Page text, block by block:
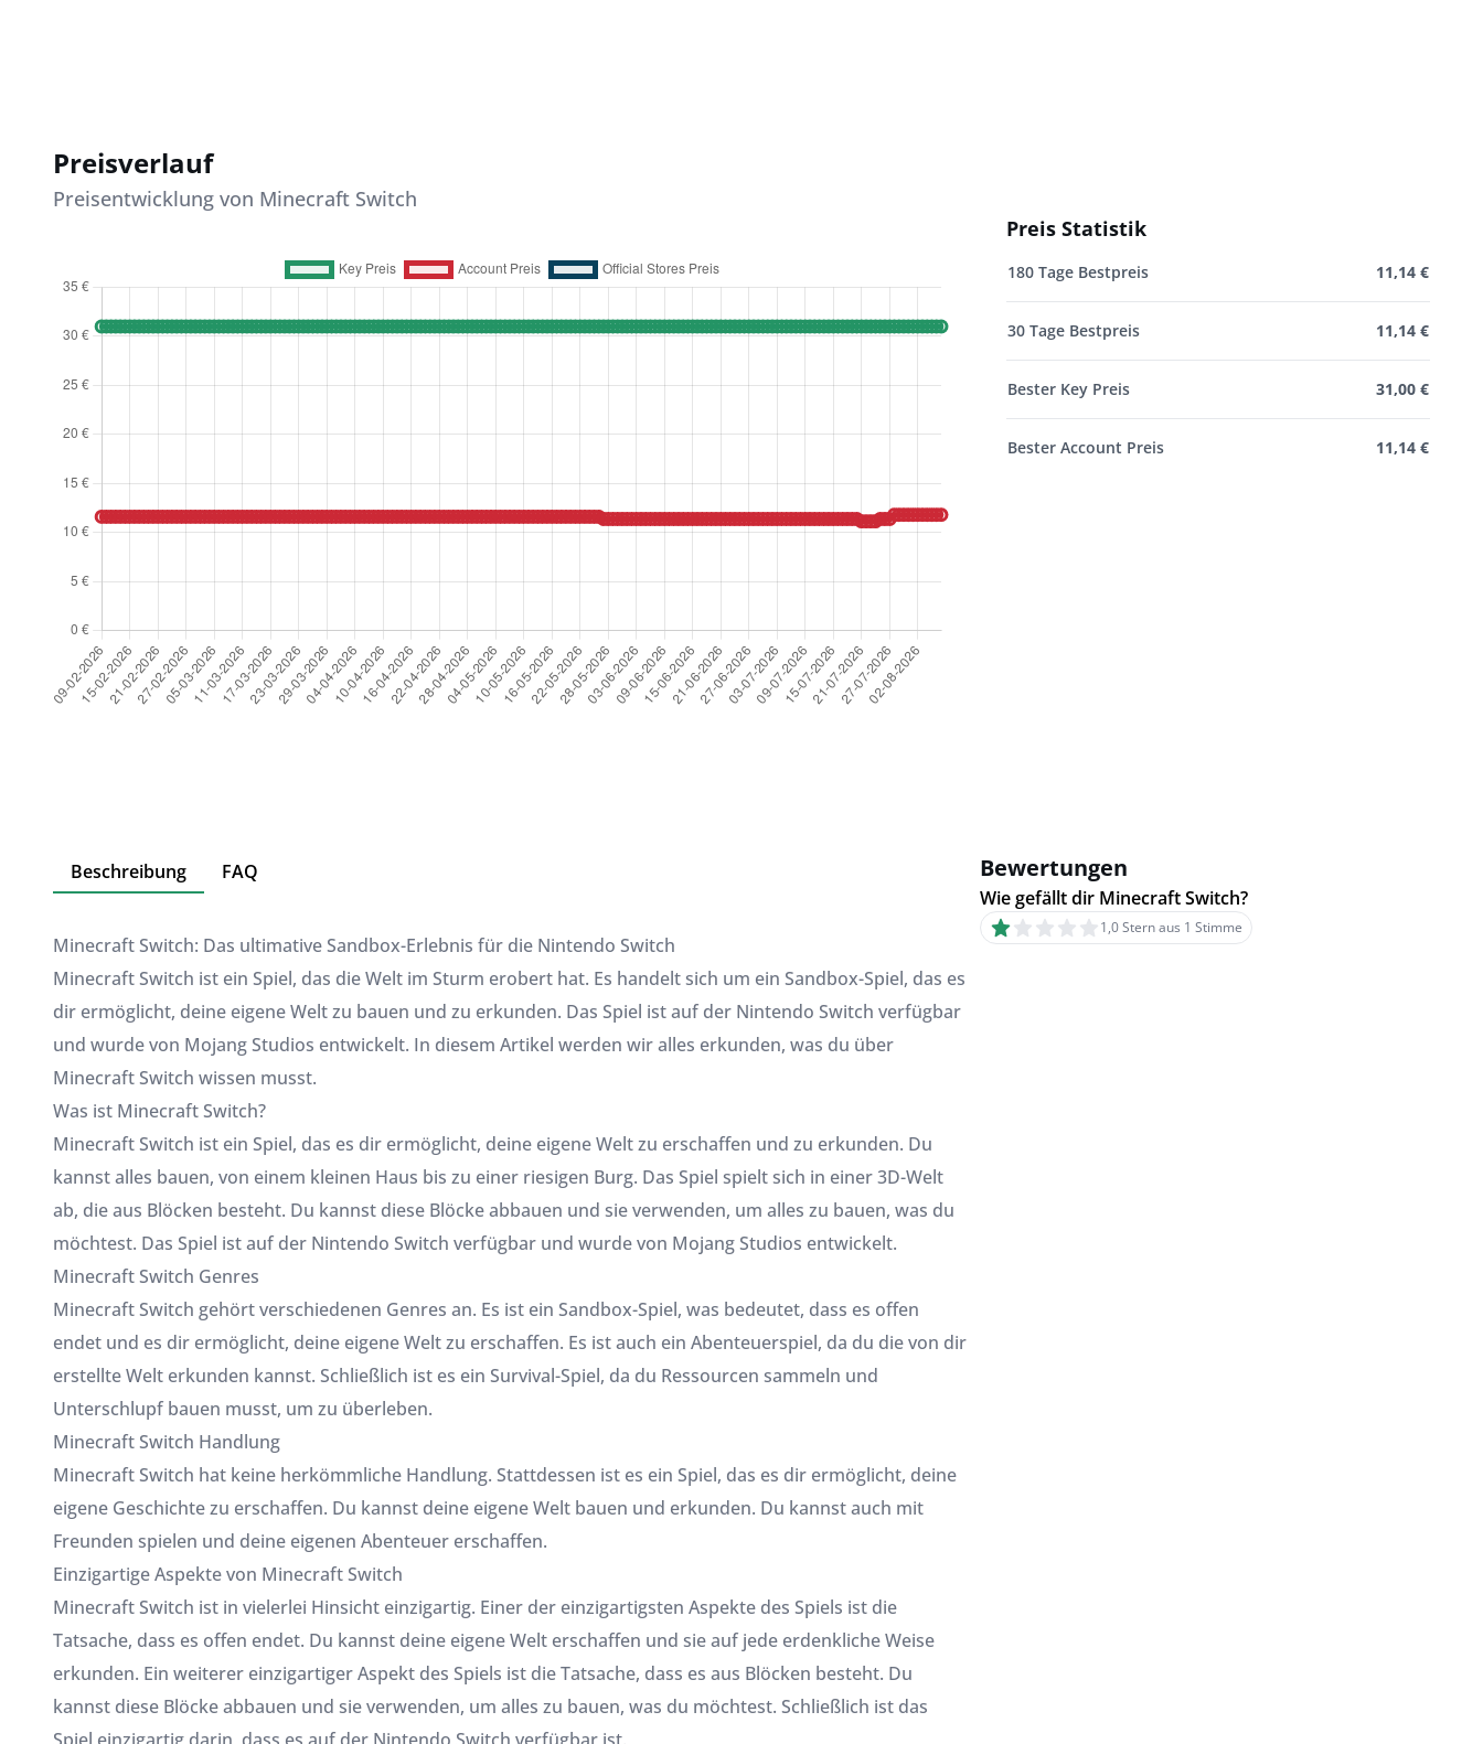
Preisverlauf
Preisentwicklung von Minecraft Switch
Preis Statistik
180 Tage Bestpreis 11,14 €
30 Tage Bestpreis 11,14 €
Bester Key Preis 31,00 €
Bester Account Preis 11,14 €
Beschreibung FAQ
Minecraft Switch: Das ultimative Sandbox-Erlebnis für die Nintendo Switch
Minecraft Switch ist ein Spiel, das die Welt im Sturm erobert hat. Es handelt sich um ein Sandbox-Spiel, das es
dir ermöglicht, deine eigene Welt zu bauen und zu erkunden. Das Spiel ist auf der Nintendo Switch verfügbar
und wurde von Mojang Studios entwickelt. In diesem Artikel werden wir alles erkunden, was du über
Minecraft Switch wissen musst.
Was ist Minecraft Switch?
Minecraft Switch ist ein Spiel, das es dir ermöglicht, deine eigene Welt zu erschaffen und zu erkunden. Du
kannst alles bauen, von einem kleinen Haus bis zu einer riesigen Burg. Das Spiel spielt sich in einer 3D-Welt
ab, die aus Blöcken besteht. Du kannst diese Blöcke abbauen und sie verwenden, um alles zu bauen, was du
möchtest. Das Spiel ist auf der Nintendo Switch verfügbar und wurde von Mojang Studios entwickelt.
Minecraft Switch Genres
Minecraft Switch gehört verschiedenen Genres an. Es ist ein Sandbox-Spiel, was bedeutet, dass es offen
endet und es dir ermöglicht, deine eigene Welt zu erschaffen. Es ist auch ein Abenteuerspiel, da du die von dir
erstellte Welt erkunden kannst. Schließlich ist es ein Survival-Spiel, da du Ressourcen sammeln und
Unterschlupf bauen musst, um zu überleben.
Minecraft Switch Handlung
Minecraft Switch hat keine herkömmliche Handlung. Stattdessen ist es ein Spiel, das es dir ermöglicht, deine
eigene Geschichte zu erschaffen. Du kannst deine eigene Welt bauen und erkunden. Du kannst auch mit
Freunden spielen und deine eigenen Abenteuer erschaffen.
Einzigartige Aspekte von Minecraft Switch
Minecraft Switch ist in vielerlei Hinsicht einzigartig. Einer der einzigartigsten Aspekte des Spiels ist die
Tatsache, dass es offen endet. Du kannst deine eigene Welt erschaffen und sie auf jede erdenkliche Weise
erkunden. Ein weiterer einzigartiger Aspekt des Spiels ist die Tatsache, dass es aus Blöcken besteht. Du
kannst diese Blöcke abbauen und sie verwenden, um alles zu bauen, was du möchtest. Schließlich ist das
Bewertungen
Wie gefällt dir Minecraft Switch?
1,0 Stern aus 1 Stimme